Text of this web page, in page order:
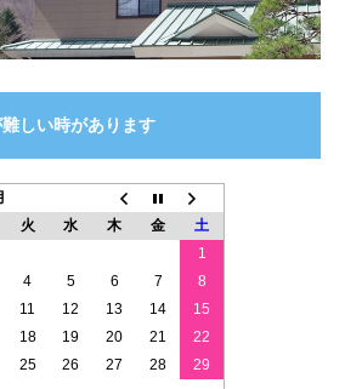
しい時があります
火 水 木 金
土
1
4 5 6 7
8
11 12 13 14
15
18 19 20 21
22
25 26 27 28
29